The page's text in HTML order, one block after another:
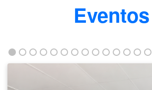
Eventos
fortalece